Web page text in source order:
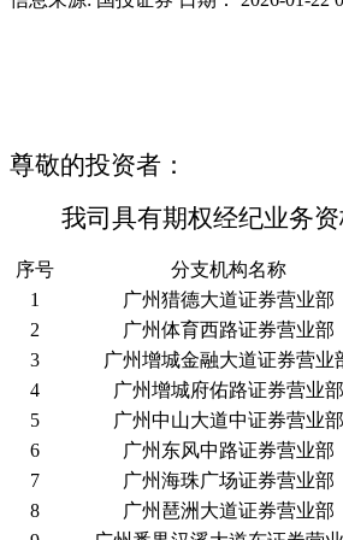
尊敬的投资者：
我司具有期权经纪业务
序号
分支机构名称
1
广州猎德大道证券营业部
2
广州体育西路证券营业部
3
广州增城金融大道证券营业
4
广州增城府佑路证券营业部
5
广州中山大道中证券营业部
6
广州东风中路证券营业部
7
广州海珠广场证券营业部
8
广州琶洲大道证券营业部